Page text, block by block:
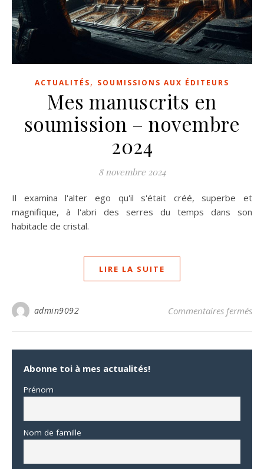
ACTUALITÉS, SOUMISSIONS AUX ÉDITEURS
Mes manuscrits en
soumission – novembre
2024
8 novembre 2024
Il examina l'alter ego qu'il s'était créé, superbe et
magnifique, à l'abri des serres du temps dans son
habitacle de cristal.
LIRE LA SUITE
admin9092 Commentaires fermés
Abonne toi à mes actualités!
Prénom
Nom de famille